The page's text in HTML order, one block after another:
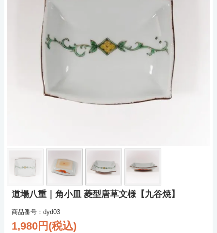
道場八重｜角小皿 菱型唐草文様【九谷焼】
商品番号：dyd03
1,980円(税込)